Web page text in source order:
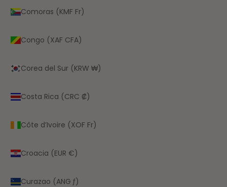
Comoras (KMF Fr)
Congo (XAF CFA)
Corea del Sur (KRW ₩)
Costa Rica (CRC ₡)
Côte d’Ivoire (XOF Fr)
Croacia (EUR €)
Curazao (ANG ƒ)